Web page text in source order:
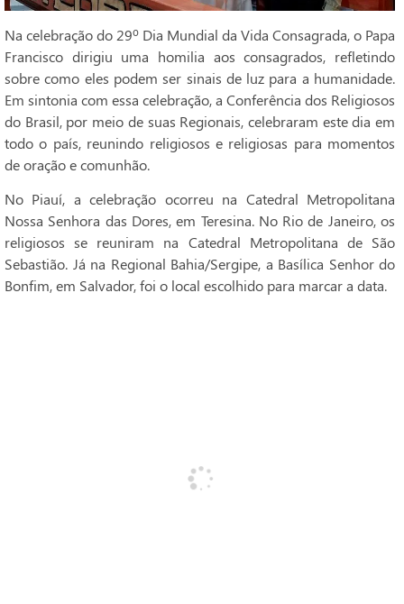
Na celebração do 29º Dia Mundial da Vida Consagrada, o Papa
Francisco dirigiu uma homilia aos consagrados, refletindo
sobre como eles podem ser sinais de luz para a humanidade.
Em sintonia com essa celebração, a Conferência dos Religiosos
do Brasil, por meio de suas Regionais, celebraram este dia em
todo o país, reunindo religiosos e religiosas para momentos
de oração e comunhão.
No Piauí, a celebração ocorreu na Catedral Metropolitana
Nossa Senhora das Dores, em Teresina. No Rio de Janeiro, os
religiosos se reuniram na Catedral Metropolitana de São
Sebastião. Já na Regional Bahia/Sergipe, a Basílica Senhor do
Bonfim, em Salvador, foi o local escolhido para marcar a data.